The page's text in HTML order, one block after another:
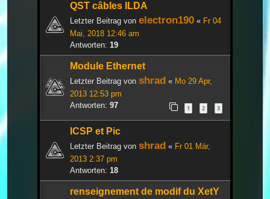
QST câbles ILDA
Letzter Beitrag von electron190 « Fr 04
Mai, 2018 12:46 am
Antworten: 19
Module Ethernet
Letzter Beitrag von shrad « Mo 29 Apr,
2013 12:53 pm
Antworten: 97 1 2 3
ICSP et Pic
Letzter Beitrag von shrad « Fr 01 Mär,
2013 2:37 pm
Antworten: 18
renseignement de modif du XetY